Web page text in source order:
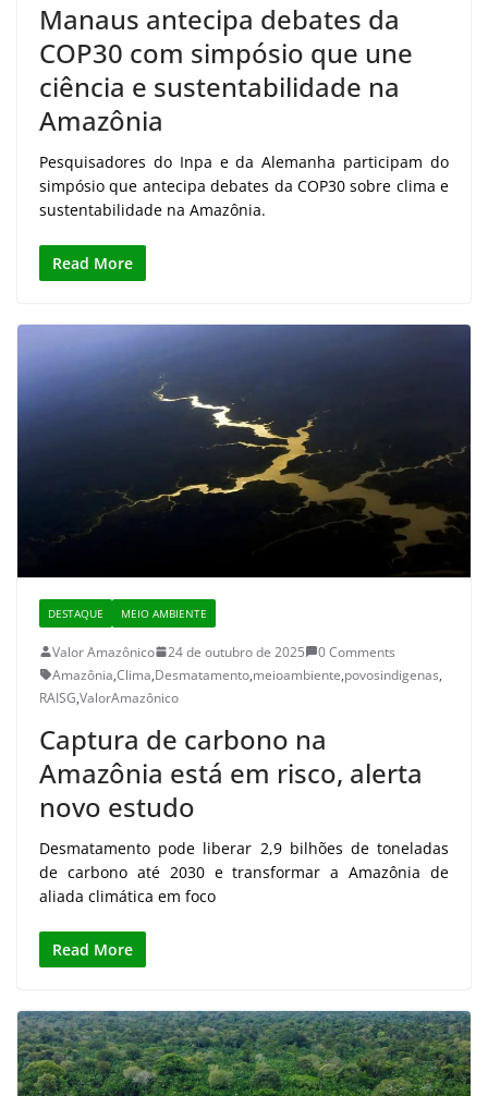
Manaus antecipa debates da
COP30 com simpósio que une
ciência e sustentabilidade na
Amazônia
Pesquisadores do Inpa e da Alemanha participam do
simpósio que antecipa debates da COP30 sobre clima e
sustentabilidade na Amazônia.
Read More
DESTAQUE MEIO AMBIENTE
Valor Amazônico 24 de outubro de 2025
0 Comments
Amazônia,Clima,Desmatamento,meioambiente,povosindigenas,
RAISG,ValorAmazônico
Captura de carbono na
Amazônia está em risco, alerta
novo estudo
Desmatamento pode liberar 2,9 bilhões de toneladas
de carbono até 2030 e transformar a Amazônia de
aliada climática em foco
Read More